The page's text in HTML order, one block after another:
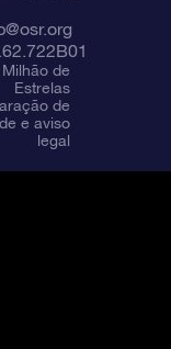
de
Estrelas
de
e aviso
legal